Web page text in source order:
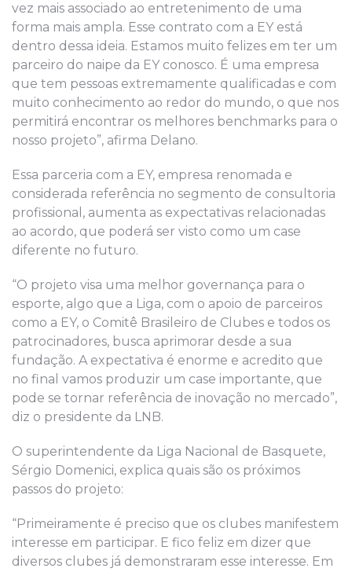
vez mais associado ao entretenimento de uma
forma mais ampla. Esse contrato com a EY está
dentro dessa ideia. Estamos muito felizes em ter um
parceiro do naipe da EY conosco. É uma empresa
que tem pessoas extremamente qualificadas e com
muito conhecimento ao redor do mundo, o que nos
permitirá encontrar os melhores benchmarks para o
nosso projeto”, afirma Delano.
Essa parceria com a EY, empresa renomada e
considerada referência no segmento de consultoria
profissional, aumenta as expectativas relacionadas
ao acordo, que poderá ser visto como um case
diferente no futuro.
“O projeto visa uma melhor governança para o
esporte, algo que a Liga, com o apoio de parceiros
como a EY, o Comitê Brasileiro de Clubes e todos os
patrocinadores, busca aprimorar desde a sua
fundação. A expectativa é enorme e acredito que
no final vamos produzir um case importante, que
pode se tornar referência de inovação no mercado”,
diz o presidente da LNB.
O superintendente da Liga Nacional de Basquete,
Sérgio Domenici, explica quais são os próximos
passos do projeto:
“Primeiramente é preciso que os clubes manifestem
interesse em participar. E fico feliz em dizer que
diversos clubes já demonstraram esse interesse. Em